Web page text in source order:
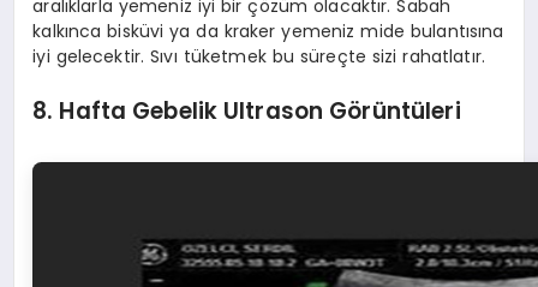
aralıklarla yemeniz iyi bir çözüm olacaktır. Sabah
kalkınca bisküvi ya da kraker yemeniz mide bulantısına
iyi gelecektir. Sıvı tüketmek bu süreçte sizi rahatlatır.
8. Hafta Gebelik Ultrason Görüntüleri